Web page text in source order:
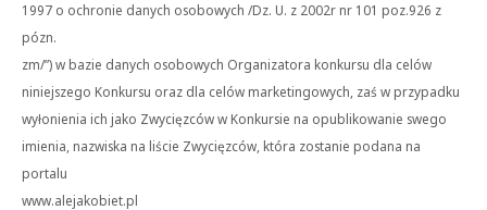
1997 o ochronie danych osobowych /Dz. U. z 2002r nr 101 poz.926 z
pózn.
zm/”) w bazie danych osobowych Organizatora konkursu dla celów
niniejszego Konkursu oraz dla celów marketingowych, zaś w przypadku
wyłonienia ich jako Zwycięzców w Konkursie na opublikowanie swego
imienia, nazwiska na liście Zwycięzców, która zostanie podana na
portalu
www.alejakobiet.pl